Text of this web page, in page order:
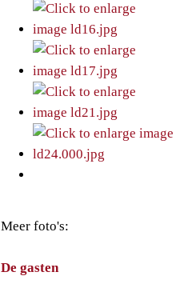
Meer foto's:
De gasten